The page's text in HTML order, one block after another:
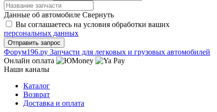
Данные об автомобиле Свернуть
Вы соглашаетесь на условия обработки ваших
персональных данных
Фoрум196.ру Запчасти для легковых и грузовых автомобилей
Онлайн оплата
Наши каналы
Каталог
Возврат
Доставка и оплата